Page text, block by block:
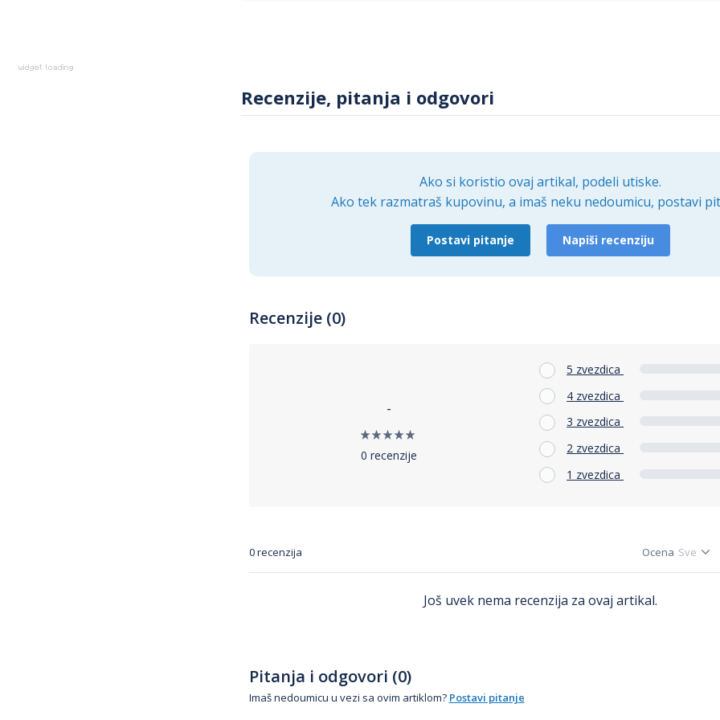
Recenzije, pitanja i odgovori
Ako si koristio ovaj artikal, podeli utiske.
Ako tek razmatraš kupovinu, a imaš neku nedoumicu, postavi
Postavi pitanje Napiši recenziju
Recenzije (0)
-
0 recenzije
5 zvezdica
4 zvezdica
3 zvezdica
2 zvezdica
1 zvezdica
0 recenzija Ocena
Još uvek nema recenzija za ovaj artikal.
Pitanja i odgovori (0)
Imaš nedoumicu u vezi sa ovim artiklom? Postavi pitanje